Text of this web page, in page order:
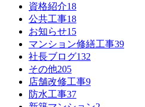
資格紹介18
公共工事18
お知らせ15
マンション修繕工事39
社長ブログ132
その他205
店舗改修工事9
防水工事37